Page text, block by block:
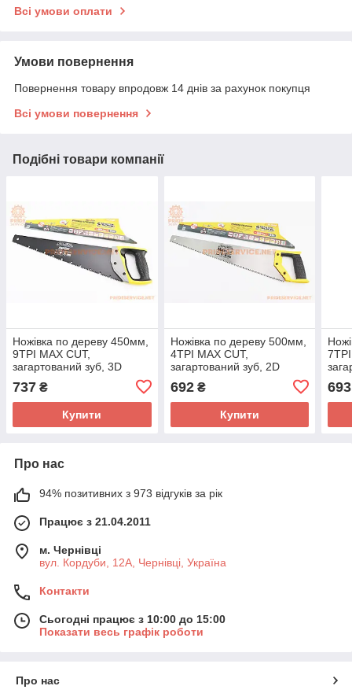
Всі умови оплати
Умови повернення
Повернення товару впродовж 14 днів за рахунок покупця
Всі умови повернення
Подібні товари компанії
Ножівка по дереву 450мм,
9TPI MAX CUT,
загартований зуб, 3D
заточування, тефлонове
покриття, BLACK
ALLIGATOR (14-2445)
737 ₴
Купити
Ножівка по дереву 500мм,
4TPI MAX CUT,
загартований зуб, 2D
692₴
Купити
693
Про нас
94% позитивних з 973 відгуків за рік
Працює з 21.04.2011
м. Чернівці
вул. Кордуби, 12А, Чернівці, Україна
Контакти
Сьогодні працює з 10:00 до 15:00
Показати весь графік роботи
Про нас